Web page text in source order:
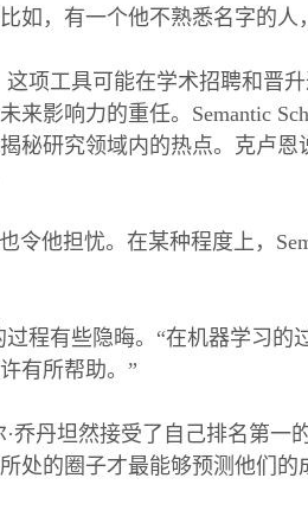
如，有一个他不熟悉名字的人
项工具可能在学术招聘和晋
来影响力的重任。Semantic
秘研究领域内的热点。克卢
令他担忧。在某种程度上，
程有些隐晦。“在机器学习
有所帮助。”
乔丹坦然接受了自己排名第
处的圈子才最能够预测他们